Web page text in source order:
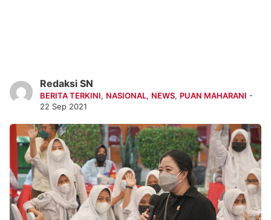
Redaksi SN
BERITA TERKINI, NASIONAL, NEWS, PUAN MAHARANI -
22 Sep 2021